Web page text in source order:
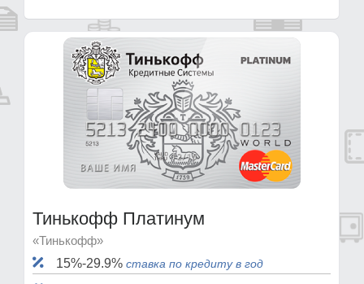
Тинькофф Платинум
«Тинькофф»
15%-29.9% ставка по кредиту в год